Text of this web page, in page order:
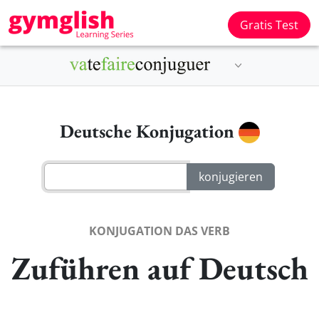
Gratis Test
Deutsche Konjugation
KONJUGATION DAS VERB
Zuführen auf Deutsch